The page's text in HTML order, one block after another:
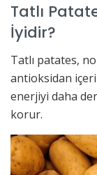
Tatlı
İyidir?
Tatlı patates,
antioksidan
enerjiyi daha
korur.